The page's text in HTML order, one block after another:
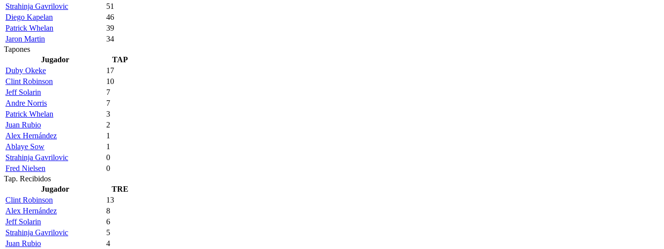
Strahinja Gavrilovic
51
Diego Kapelan
46
Patrick Whelan
39
Jaron Martin
34
Tapones
Jugador
TAP
Duby Okeke
17
Clint Robinson
10
Jeff Solarin
7
Andre Norris
7
Patrick Whelan
3
Juan Rubio
2
Alex Hernández
1
Ablaye Sow
1
Strahinja Gavrilovic
0
Fred Nielsen
0
Tap. Recibidos
Jugador
TRE
Clint Robinson
13
Alex Hernández
8
Jeff Solarin
6
Strahinja Gavrilovic
5
Juan Rubio
4